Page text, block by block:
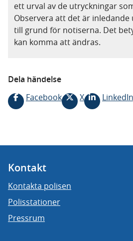
ett urval av de utryckningar
Observera att det är
till grund för notiserna. Det
kan komma att ändras.
Dela händelse
Facebook
X LinkedIn
Kontakt
Kontakta polisen
Polisstationer
Pressrum